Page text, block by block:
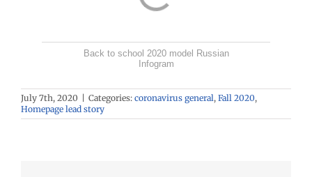
Back to school 2020 model Russian
Infogram
July 7th, 2020 Categories: coronavirus general, Fall 2020,
Homepage lead story